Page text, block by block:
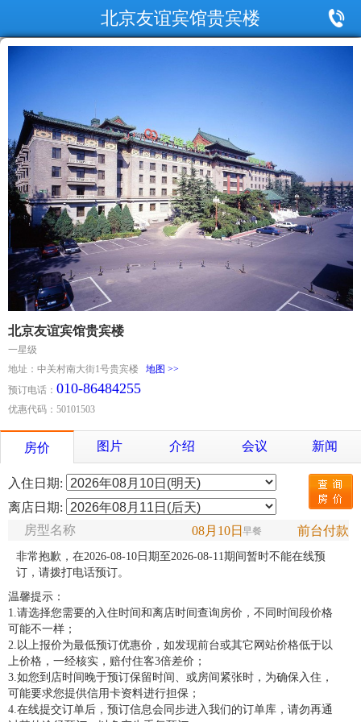
北京友谊宾馆贵宾楼
北京友谊宾馆贵宾楼
一星级
地址：中关村南大街1号贵宾楼 地图 >>
预订电话： 010-86484255
优惠代码：50101503
房价 图片 介绍 会议 新闻
入住日期:
离店日期:
08月10日早餐 前台付款
房型名称
非常抱歉，在2026-08-10日期至2026-08-11期间暂时不能在线预
订，请拨打电话预订。
温馨提示：
1.请选择您需要的入住时间和离店时间查询房价，不同时间段价格
可能不一样；
2.以上报价为最低预订优惠价，如发现前台或其它网站价格低于以
上价格，一经核实，赔付住客3倍差价；
3.如您到店时间晚于预订保留时间、或房间紧张时，为确保入住，
可能要求您提供信用卡资料进行担保；
4.在线提交订单后，预订信息会同步进入我们的订单库，请勿再通